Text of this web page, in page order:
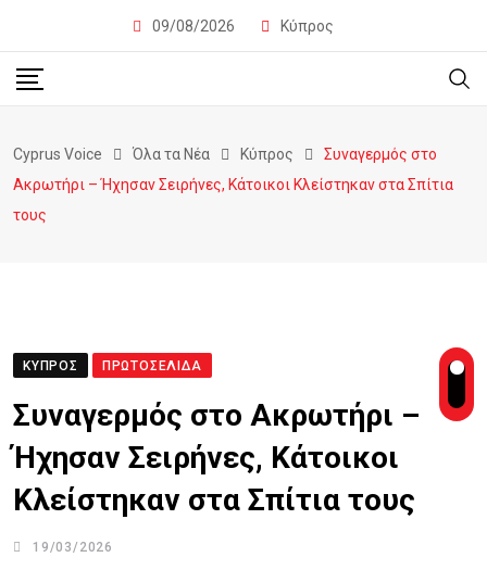
09/08/2026 Κύπρος
Cyprus Voice Όλα τα Νέα Κύπρος
Συναγερμός στο
Ακρωτήρι – Ήχησαν Σειρήνες, Κάτοικοι Κλείστηκαν στα Σπίτια
τους
ΚΎΠΡΟΣ ΠΡΩΤΟΣΈΛΙΔΑ
Συναγερμός στο Ακρωτήρι –
Ήχησαν Σειρήνες, Κάτοικοι
Κλείστηκαν στα Σπίτια τους
19/03/2026